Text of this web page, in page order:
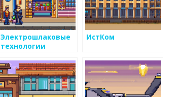
Электрошлаковые
технологии
ИстКом